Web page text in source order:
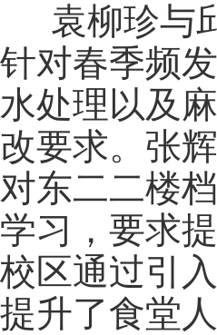
袁柳珍与
针对春季频
水处理以及
改要求。张
对东二二楼
学习，要求提
校区通过引
提升了食堂